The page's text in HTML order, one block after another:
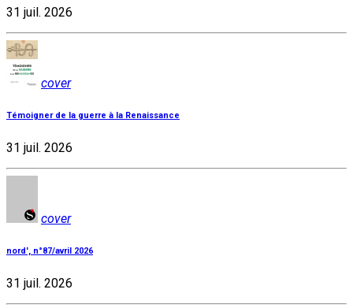
31 juil. 2026
cover
Témoigner de la guerre à la Renaissance
31 juil. 2026
cover
nord', n°87/avril 2026
31 juil. 2026